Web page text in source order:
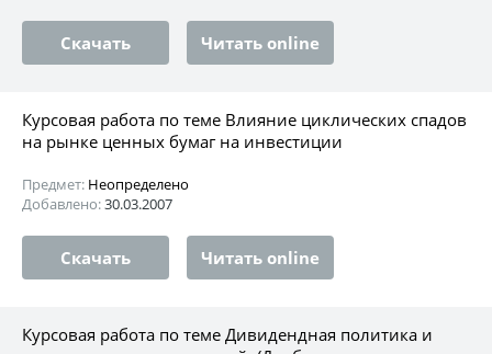
Скачать Читать online
Курсовая работа по теме Влияние циклических спадов
на рынке ценных бумаг на инвестиции
Предмет: Неопределено
Добавлено:30.03.2007
Скачать Читать online
Курсовая работа по теме Дивидендная политика и